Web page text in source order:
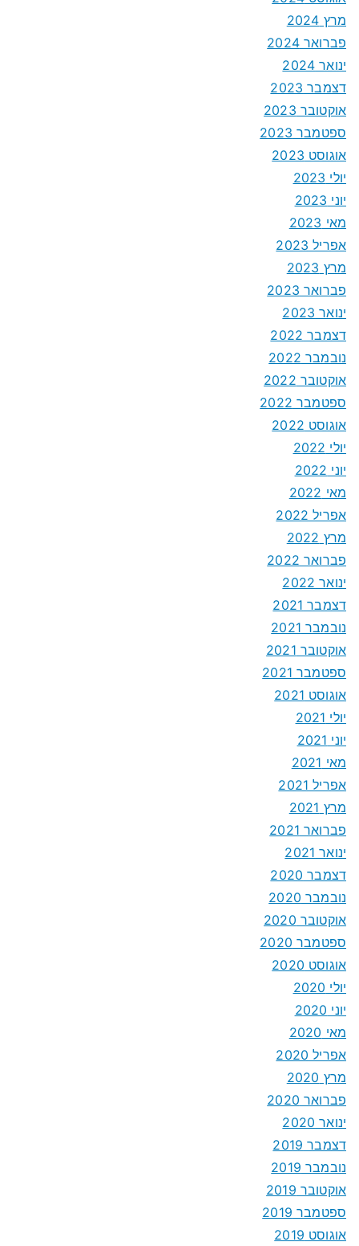
מרץ 2024
פברואר 2024
ינואר 2024
דצמבר 2023
אוקטובר 2023
ספטמבר 2023
אוגוסט 2023
יולי 2023
יוני 2023
מאי 2023
אפריל 2023
מרץ 2023
פברואר 2023
ינואר 2023
דצמבר 2022
נובמבר 2022
אוקטובר 2022
ספטמבר 2022
אוגוסט 2022
יולי 2022
יוני 2022
מאי 2022
אפריל 2022
מרץ 2022
פברואר 2022
ינואר 2022
דצמבר 2021
נובמבר 2021
אוקטובר 2021
ספטמבר 2021
אוגוסט 2021
יולי 2021
יוני 2021
מאי 2021
אפריל 2021
מרץ 2021
פברואר 2021
ינואר 2021
דצמבר 2020
נובמבר 2020
אוקטובר 2020
ספטמבר 2020
אוגוסט 2020
יולי 2020
יוני 2020
מאי 2020
אפריל 2020
מרץ 2020
פברואר 2020
ינואר 2020
דצמבר 2019
נובמבר 2019
אוקטובר 2019
ספטמבר 2019
אוגוסט 2019